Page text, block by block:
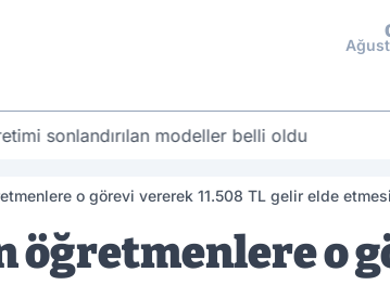
sonlandırılan modeller belli oldu
o görevi vererek 11.508 TL gelir elde
öğretmenlere o